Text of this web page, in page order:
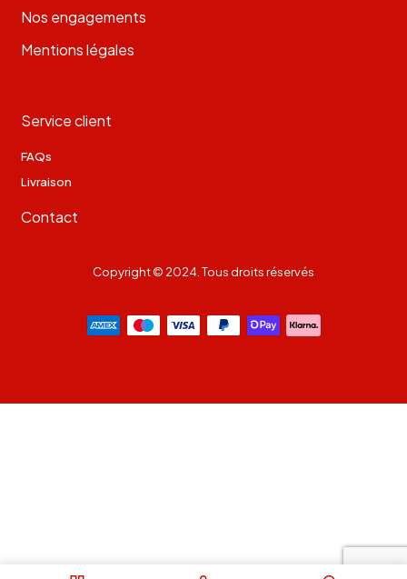
Nos engagements
Mentions légales
Service client
FAQs
Livraison
Contact
Copyright © 2024. Tous droits réservés